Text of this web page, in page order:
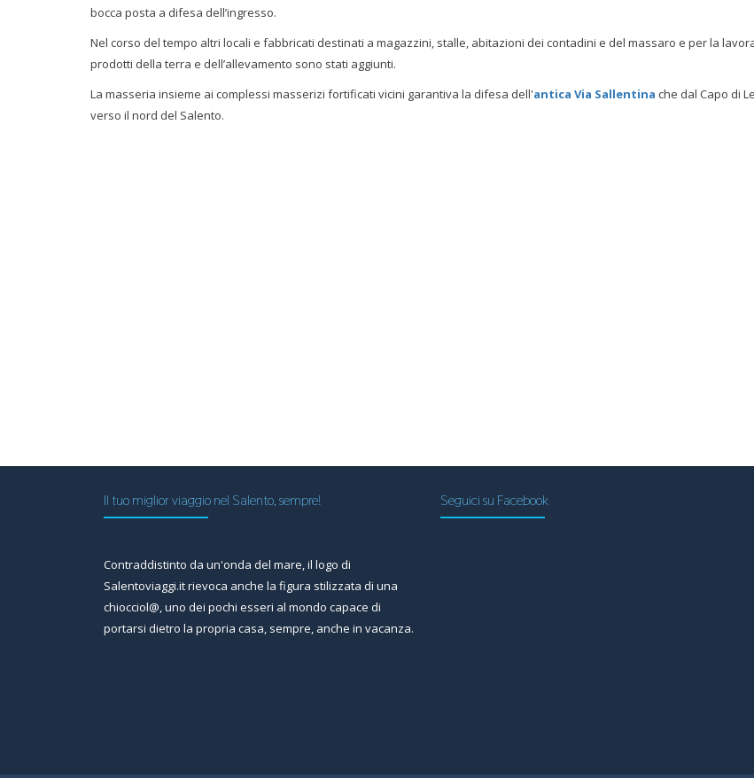
bocca posta a difesa dell’ingresso.
Nel corso del tempo altri locali e fabbricati destinati a magazzini, stalle, abitazioni dei contadini e del massaro e per la
prodotti della terra e dell’allevamento sono stati aggiunti.
La masseria insieme ai complessi masserizi fortificati vicini garantiva la difesa dell'antica Via Sallentina che dal Capo di
verso il nord del Salento.
Il tuo miglior viaggio nel Salento, sempre!
Contraddistinto da un'onda del mare, il logo di
Salentoviaggi.it rievoca anche la figura stilizzata di una
chiocciol@, uno dei pochi esseri al mondo capace di
portarsi dietro la propria casa, sempre, anche in vacanza.
Seguici su Facebook